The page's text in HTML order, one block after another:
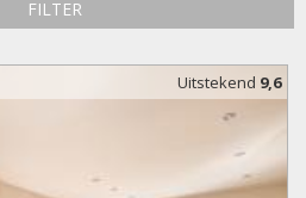
FILTER
Uitstekend 9,6